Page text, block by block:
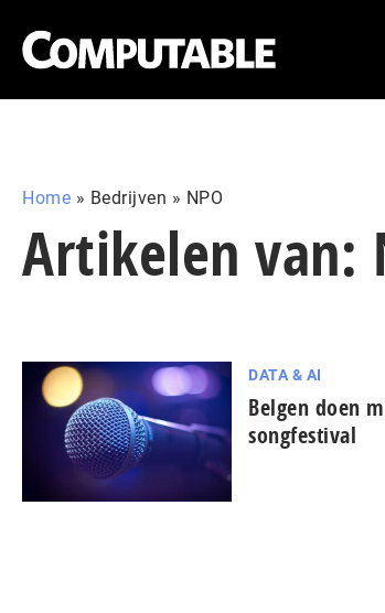
Home » Bedrijven » NPO
Artikelen van:
DATA & AI
Belgen doen
songfestival